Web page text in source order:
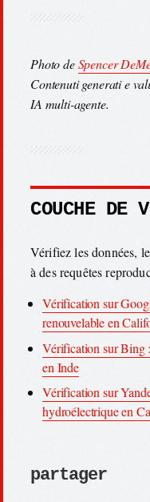
Photo deSpencer
Contenuti generati e
IA multi-agente.
COUCHE DE
Vérifiez les données,
à des requêtes
Vérification sur
renouvelable en
Vérification sur Bing
en Inde
Vérification sur
hydroélectrique en
partager